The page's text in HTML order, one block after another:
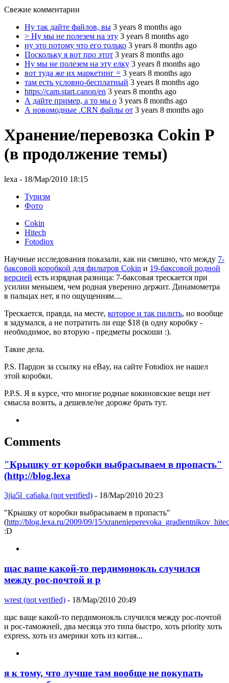
Свежие комментарии
Ну так дайте файлов, вы 3 years 8 months ago
> Ну мы не полезем на эту 3 years 8 months ago
ну это потому что его только 3 years 8 months ago
Поскольку я вот про этот 3 years 8 months ago
Ну мы не полезем на эту елку 3 years 8 months ago
вот туда же их маркетинг = 3 years 8 months ago
там есть условно-бесплатный 3 years 8 months ago
https://cam.start.canon/en 3 years 8 months ago
А дайте пример, а то мы о 3 years 8 months ago
А новомодные .CRN файлы от 3 years 8 months ago
Хранение/перевозка Cokin P
(в продолжение темы)
lexa - 18/Мар/2010 18:15
Туризм
Фото
Cokin
Hitech
Fotodiox
Научные исследования показали, как ни смешно, что между 7-
баксовой коробкой для фильтров Cokin и 19-баксовой родной
версией есть изрядная разница: 7-баксовая трескается при
усилии меньшем, чем родная уверенно держит. Динамометра
в пальцах нет, я по ощущениям....
Трескается, правда, на месте, которое и так пилить, но вообще
я задумался, а не потратить ли еще $18 (в одну коробку -
необходимое, во вторую - предметы роскоши :).
Такие дела.
P.S. Пардон за ссылку на eBay, на сайте Fotodiox не нашел
этой коробки.
P.P.S. Я в курсе, что многие родные кокиновские вещи нет
смысла возить, а дешевле/не дороже брать тут.
Comments
"Крышку от коробки выбрасываем в пропасть"
(http://blog.lexa
3jia5l_ca6aka (not verified) - 18/Мар/2010 20:23
"Крышку от коробки выбрасываем в пропасть"
(http://blog.lexa.ru/2009/09/15/
:D
щас ваще какой-то пердимонокль случился
между рос-почтой и р
wrest (not verified) - 18/Мар/2010 20:49
щас ваще какой-то пердимонокль случился между рос-почтой
и рос-таможней, два месяца это типа быстро, хоть priority хоть
express, хоть из америки хоть из китая...
я к тому, что лучше там вообще не покупать